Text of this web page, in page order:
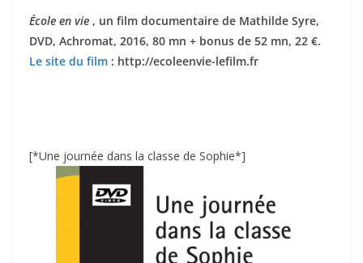
École en vie , un film documentaire de Mathilde Syre,
DVD, Achromat, 2016, 80 mn + bonus de 52 mn, 22 €.
Le site du film : http://ecoleenvie-lefilm.fr
[*Une journée dans la classe de Sophie*]